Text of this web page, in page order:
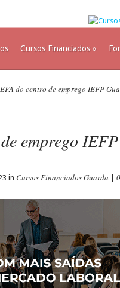
Cursos Financiados»
do centro de emprego IEFP
emprego
in Cursos Financiados Guarda